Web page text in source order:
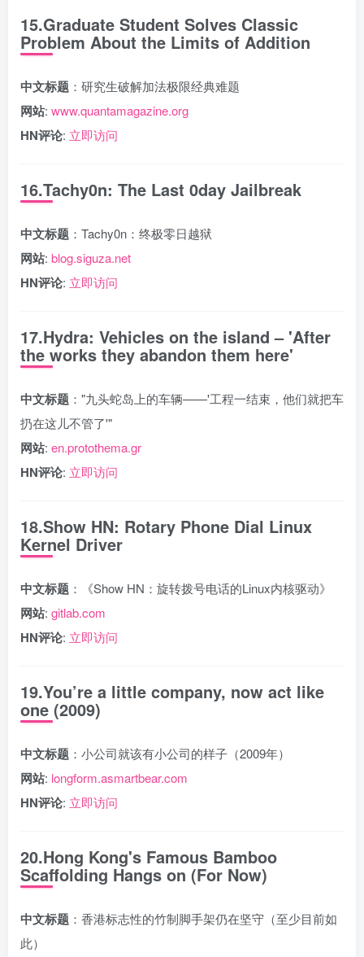
15.Graduate Student Solves Classic
Problem About the Limits of Addition
中文标题 ：研究生破解加法极限经典难题
网站: www.quantamagazine.org
HN评论: 立即访问
16.Tachy0n: The Last 0day Jailbreak
中文标题 ：Tachy0n：终极零日越狱
网站: blog.siguza.net
HN评论: 立即访问
17.Hydra: Vehicles on the island – 'After
the works they abandon them here'
中文标题 ："九头蛇岛上的车辆——'工程一结束，他们就把车
扔在这儿不管了'"
网站: en.protothema.gr
HN评论: 立即访问
18.Show HN: Rotary Phone Dial Linux
Kernel Driver
中文标题 ：《Show HN：旋转拨号电话的Linux内核驱动》
网站: gitlab.com
HN评论: 立即访问
19.You’re a little company, now act like
one (2009)
中文标题 ：小公司就该有小公司的样子（2009年）
网站: longform.asmartbear.com
HN评论: 立即访问
20.Hong Kong's Famous Bamboo
Scaffolding Hangs on (For Now)
中文标题 ：香港标志性的竹制脚手架仍在坚守（至少目前如
此）